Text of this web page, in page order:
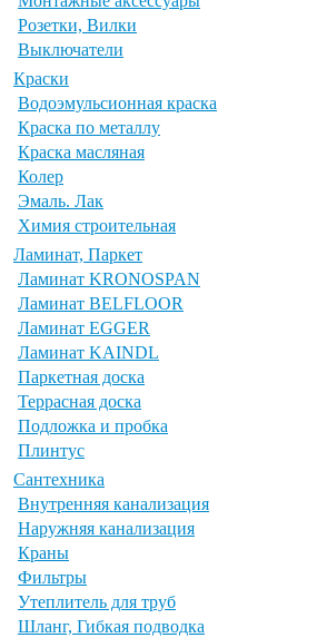
Розетки, Вилки
Выключатели
Краски
Водоэмульсионная краска
Краска по металлу
Краска масляная
Колер
Эмаль. Лак
Химия строительная
Ламинат, Паркет
Ламинат KRONOSPAN
Ламинат BELFLOOR
Ламинат EGGER
Ламинат KAINDL
Паркетная доска
Террасная доска
Подложка и пробка
Плинтус
Сантехника
Внутренняя канализация
Наружняя канализация
Краны
Фильтры
Утеплитель для труб
Шланг, Гибкая подводка